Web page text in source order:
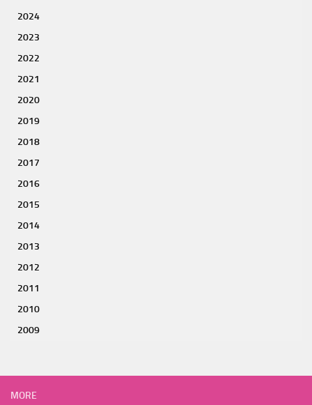
2024
2023
2022
2021
2020
2019
2018
2017
2016
2015
2014
2013
2012
2011
2010
2009
MORE